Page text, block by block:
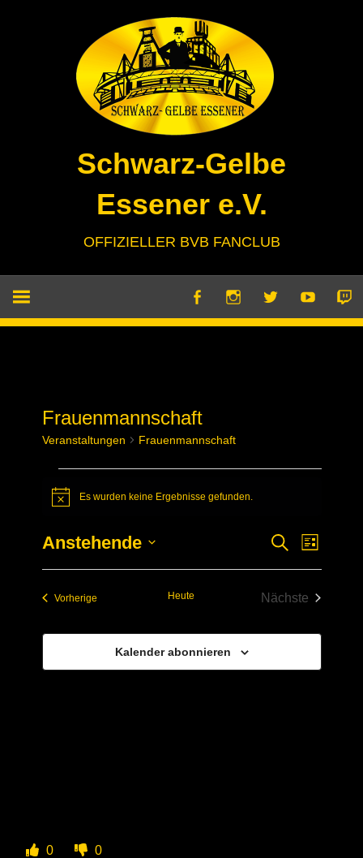
Schwarz-Gelbe
Essener e.V.
OFFIZIELLER BVB FANCLUB
Frauenmannschaft
Veranstaltungen Frauenmannschaft
Veranstaltungen
HinweisEs wurden keine Ergebnisse gefunden.
Suche
und
Suche
Liste
Anstehende
Datum
VorherigeVeranstaltungen Heute
Nächste
Kalender abonnieren
0 0